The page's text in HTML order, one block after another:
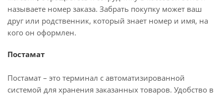
называете номер заказа. Забрать покупку может ваш
друг или родственник, который знает номер и имя, на
кого он оформлен.
Постамат
Постамат – это терминал с автоматизированной
системой для хранения заказанных товаров. Удобство в